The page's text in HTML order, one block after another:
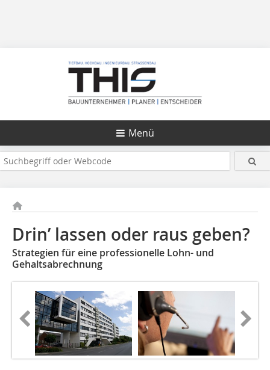
Menü
Drin’ lassen oder raus geben?
Strategien für eine professionelle Lohn- und
Gehaltsabrechnung